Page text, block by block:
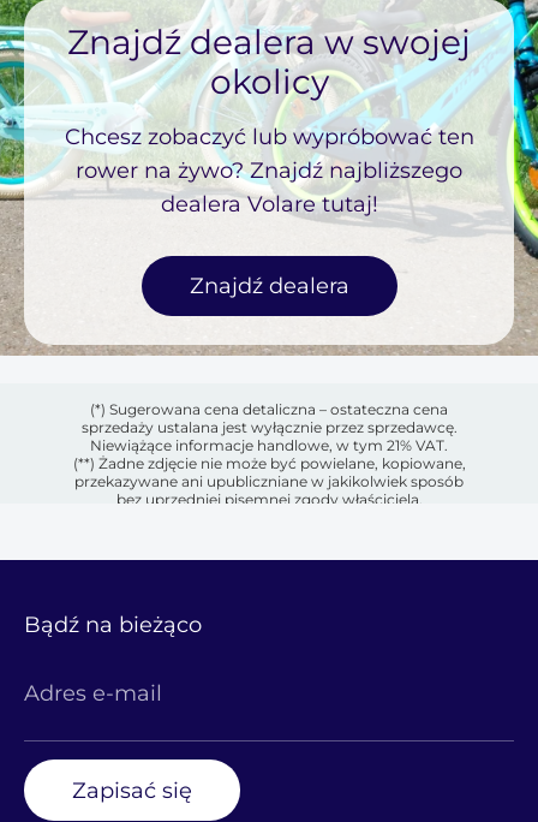
Znajdź dealera w swojej
okolicy
Chcesz zobaczyć lub wypróbować ten
rower na żywo? Znajdź najbliższego
dealera Volare tutaj!
Znajdź dealera
(*) Sugerowana cena detaliczna – ostateczna cena
sprzedaży ustalana jest wyłącznie przez sprzedawcę.
Niewiążące informacje handlowe, w tym 21% VAT.
(**) Żadne zdjęcie nie może być powielane, kopiowane,
przekazywane ani upubliczniane w jakikolwiek sposób
bez uprzedniej pisemnej zgody właściciela.
Bądź na bieżąco
Adres e-mail
Zapisać się